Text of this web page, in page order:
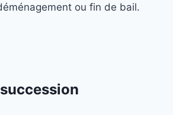
ou fin de bail.